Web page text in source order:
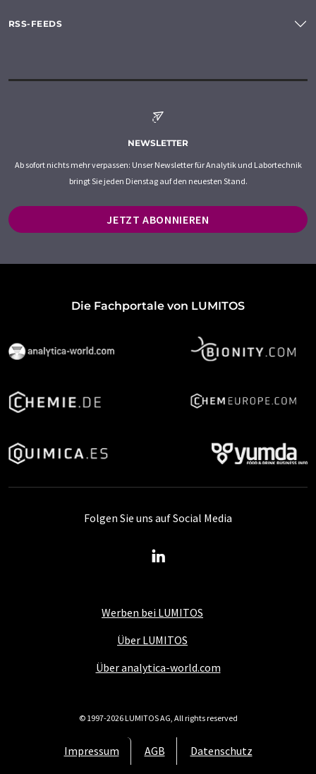
RSS-FEEDS
NEWSLETTER
Ab sofort nichts mehr verpassen: Unser Newsletter für Analytik und Labortechnik
bringt Sie jeden Dienstag auf den neuesten Stand.
JETZT ABONNIEREN
Die Fachportale von LUMITOS
Werben bei LUMITOS
Über LUMITOS
Über analytica-world.com
Impressum AGB Datenschutz
Folgen Sie uns auf Social Media
© 1997-2026 LUMITOS AG, All rights reserved